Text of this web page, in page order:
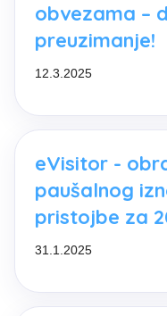
obvezama –
preuzimanje!
12.3.2025
eVisitor -
paušalnog
pristojbe za
31.1.2025